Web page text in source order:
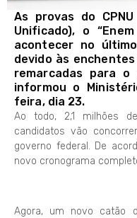
As provas do
Unificado), o
acontecer no
devido às
remarcadas para
informou o
feira, dia 23.
Ao todo, 2,1 milhões
candidatos vão
governo federal. De
novo cronograma
Agora, um novo catão